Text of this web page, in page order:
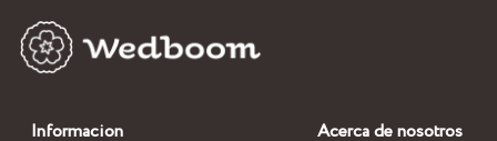
Informacion Acerca de nosotros